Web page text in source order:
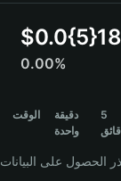
Português
Bahasa Indonesia
বাংলা
Português (Brasil)
$
0.00%
الوقت
دقيقة
واحدة
5